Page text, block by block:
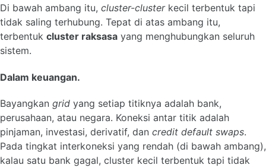
Di bawah ambang itu, cluster-clusterkecil terbentuk tapi
tidak saling terhubung. Tepat di atas ambang itu,
terbentuk cluster raksasa yang menghubungkan seluruh
sistem.
Dalam keuangan.
Bayangkan grid yang setiap titiknya adalah bank,
perusahaan, atau negara. Koneksi antar titik adalah
pinjaman, investasi, derivatif, dan credit default swaps.
Pada tingkat interkoneksi yang rendah (di bawah ambang),
kalau satu bank gagal, cluster kecil terbentuk tapi tidak